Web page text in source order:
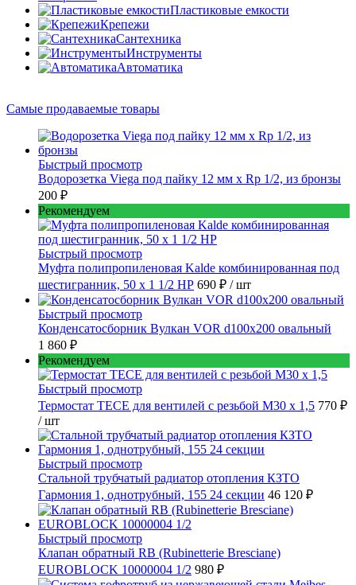
Пластиковые емкости
Крепежи
Сантехника
Инструменты
Автоматика
Самые продаваемые товары
Быстрый просмотр
Водорозетка Viega под пайку 12 мм х Rp 1/2, из бронзы
200 ₽
Рекомендуем
Быстрый просмотр
Муфта полипропиленовая Kalde комбинированная под
шестигранник, 50 x 1 1/2 НР 690 ₽ / шт
Быстрый просмотр
Конденсатосборник Вулкан VOR d100x200 овальный
1 860 ₽
Рекомендуем
Быстрый просмотр
Термостат TECE для вентилей с резьбой М30 х 1,5 770 ₽
/ шт
Быстрый просмотр
Стальной трубчатый радиатор отопления КЗТО
Гармония 1, однотрубный, 155 24 секции 46 120 ₽
Быстрый просмотр
Клапан обратный RB (Rubinetterie Bresciane)
EUROBLOCK 10000004 1/2 980 ₽